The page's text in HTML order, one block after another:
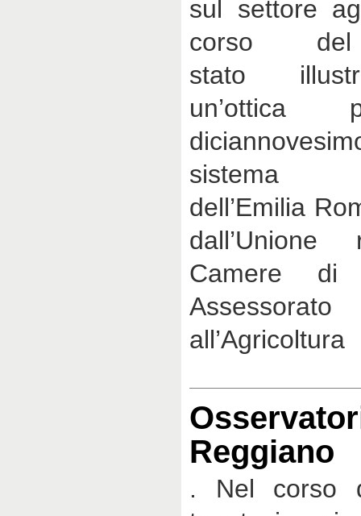
sul settore
corso
stato
un’ottica
sistema
dell’Emilia
dall’Unione
Camere di
all’Agricoltura
Reggiano
. Nel corso